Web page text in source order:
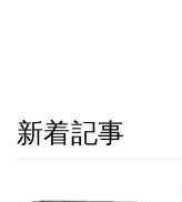
新着記事